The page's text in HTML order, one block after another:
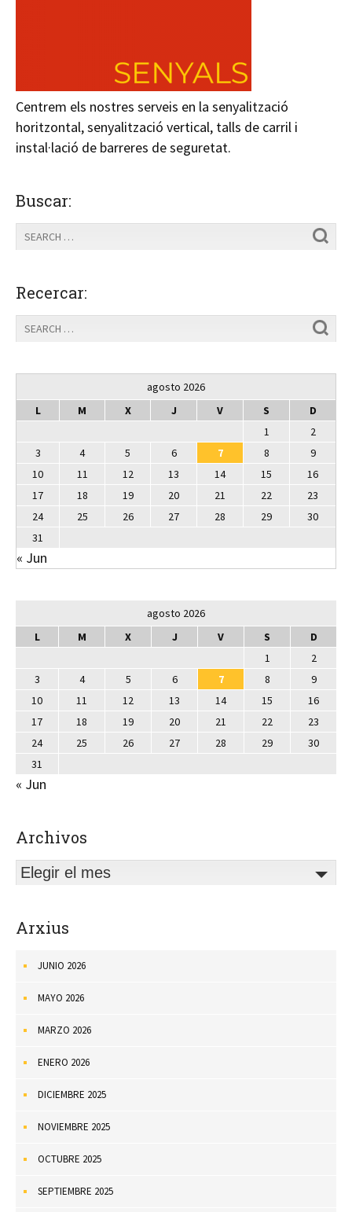
Centrem els nostres serveis en la senyalització
horitzontal, senyalització vertical, talls de carril i
instal·lació de barreres de seguretat.
Buscar:
Recercar:
agosto 2026
L
M X J V S
D
1
2
3
4 5 6 7 8
9
10
11 12 13 14 15
16
17
18 19 20 21 22
23
24
25 26 27 28 29
30
31
« Jun
agosto 2026
L
M X J V S
D
1
2
3
4 5 6 7 8
9
10
11 12 13 14 15
16
17
18 19 20 21 22
23
24
25 26 27 28 29
30
31
« Jun
Archivos
Elegir el mes
Arxius
JUNIO 2026
MAYO 2026
MARZO 2026
ENERO 2026
DICIEMBRE 2025
NOVIEMBRE 2025
OCTUBRE 2025
SEPTIEMBRE 2025